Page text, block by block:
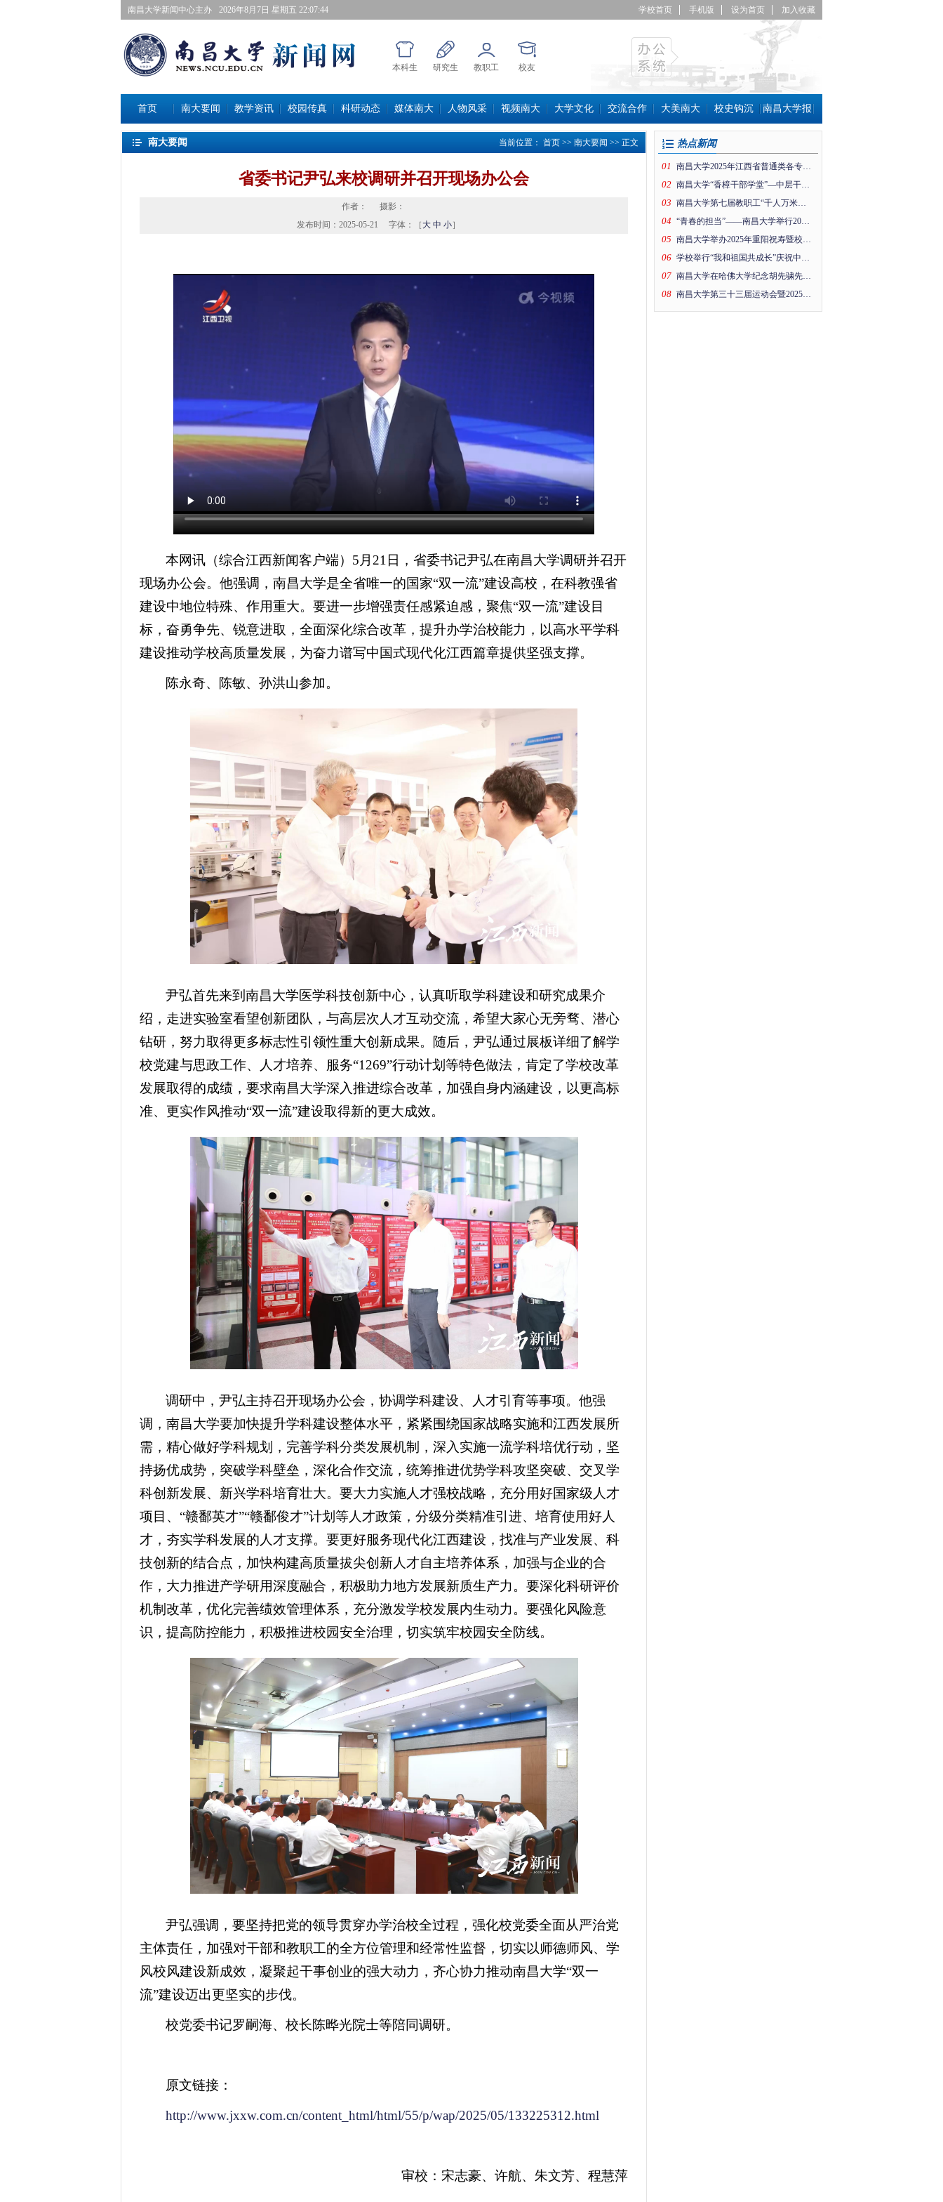
南昌大学新闻中心主办 2026年8月7日星期五 22:07:45 学校首页 手机版 设为首页 加入收藏
本科生 研究生 教职工 校友
首页 南大要闻 教学资讯 校园传真 科研动态 媒体南大 人物风采 视频南大 大学文化 交流合作 大美南大 校史钩沉 南昌大学报
南大要闻 当前位置： 首页 >> 南大要闻 >>正文
省委书记尹弘来校调研并召开现场办公会
作者：
摄影：
发布时间： 2025-05-21 字体：［ 大 中 小］
本网讯（综合江西新闻客户端）5月21日，省委书记尹弘在南昌大学调研并召开
现场办公会。他强调，南昌大学是全省唯一的国家“双一流”建设高校，在科教强省
建设中地位特殊、作用重大。要进一步增强责任感紧迫感，聚焦“双一流”建设目
标，奋勇争先、锐意进取，全面深化综合改革，提升办学治校能力，以高水平学科
建设推动学校高质量发展，为奋力谱写中国式现代化江西篇章提供坚强支撑。
陈永奇、陈敏、孙洪山参加。
尹弘首先来到南昌大学医学科技创新中心，认真听取学科建设和研究成果介
绍，走进实验室看望创新团队，与高层次人才互动交流，希望大家心无旁骛、潜心
钻研，努力取得更多标志性引领性重大创新成果。随后，尹弘通过展板详细了解学
校党建与思政工作、人才培养、服务“1269”行动计划等特色做法，肯定了学校改革
发展取得的成绩，要求南昌大学深入推进综合改革，加强自身内涵建设，以更高标
准、更实作风推动“双一流”建设取得新的更大成效。
调研中，尹弘主持召开现场办公会，协调学科建设、人才引育等事项。他强
调，南昌大学要加快提升学科建设整体水平，紧紧围绕国家战略实施和江西发展所
需，精心做好学科规划，完善学科分类发展机制，深入实施一流学科培优行动，坚
持扬优成势，突破学科壁垒，深化合作交流，统筹推进优势学科攻坚突破、交叉学
科创新发展、新兴学科培育壮大。要大力实施人才强校战略，充分用好国家级人才
项目、“赣鄱英才”“赣鄱俊才”计划等人才政策，分级分类精准引进、培育使用好人
才，夯实学科发展的人才支撑。要更好服务现代化江西建设，找准与产业发展、科
技创新的结合点，加快构建高质量拔尖创新人才自主培养体系，加强与企业的合
作，大力推进产学研用深度融合，积极助力地方发展新质生产力。要深化科研评价
机制改革，优化完善绩效管理体系，充分激发学校发展内生动力。要强化风险意
识，提高防控能力，积极推进校园安全治理，切实筑牢校园安全防线。
尹弘强调，要坚持把党的领导贯穿办学治校全过程，强化校党委全面从严治党
主体责任，加强对干部和教职工的全方位管理和经常性监督，切实以师德师风、学
风校风建设新成效，凝聚起干事创业的强大动力，齐心协力推动南昌大学“双一
流”建设迈出更坚实的步伐。
校党委书记罗嗣海、校长陈晔光院士等陪同调研。
原文链接：
http://www.jxxw.com.cn/content_html/html/55/p/wap/2025/05/133225312.html
审校：宋志豪、许航、朱文芳、程慧萍
热点新闻
01 南昌大学2025年江西省普通类各专业组投档线公布！
02 南昌大学“香樟干部学堂”—中层干部趣味运动会
03 南昌大学第七届教职工“千人万米健身行”暨工会思政引领项目成果展活动在前湖校区举行
04 “青春的担当”——南昌大学举行2026年新年晚会
05 南昌大学举办2025年重阳祝寿暨校情通报会
06 学校举行“我和祖国共成长”庆祝中华人民共和国成立76周年升国旗仪式
07 南昌大学在哈佛大学纪念胡先骕先生活动上的纪念片
08 南昌大学第三十三届运动会暨2025年体育文化节开幕！